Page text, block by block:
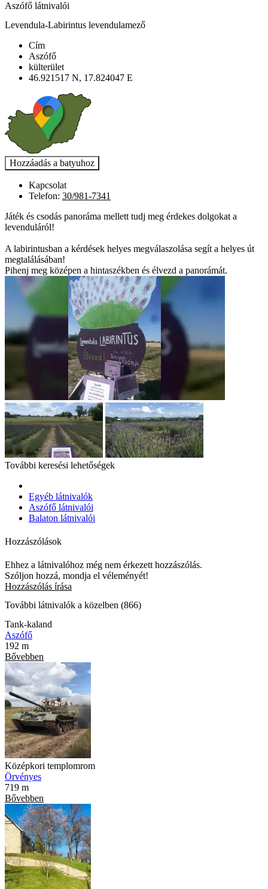
Aszófő látnivalói
Levendula-Labirintus levendulamező
Cím
Aszófő
külterület
46.921517 N, 17.824047 E
Kapcsolat
Telefon: 30/981-7341
Játék és csodás panoráma mellett tudj meg érdekes dolgokat a
levenduláról!
A labirintusban a kérdések helyes megválaszolása segít a helyes út
megtalálásában!
Pihenj meg középen a hintaszékben és élvezd a panorámát.
További keresési lehetőségek
Egyéb látnivalók
Aszófő látnivalói
Balaton látnivalói
Hozzászólások
Ehhez a látnivalóhoz még nem érkezett hozzászólás.
Szóljon hozzá, mondja el véleményét!
Hozzászólás írása
További látnivalók a közelben (866)
Tank-kaland
Aszófő
192 m
Bővebben
Középkori templomrom
Örvényes
719 m
Bővebben